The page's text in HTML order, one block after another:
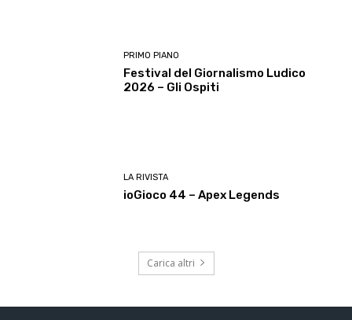
PRIMO PIANO
Festival del Giornalismo Ludico
2026 – Gli Ospiti
LA RIVISTA
ioGioco 44 – Apex Legends
Carica altri